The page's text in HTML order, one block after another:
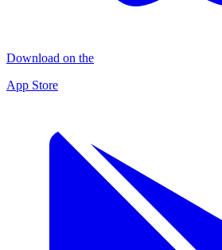
Download on the
App Store